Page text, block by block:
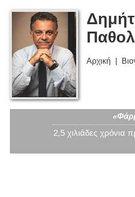
Αρχική
2,5 χιλιάδες χρόνια